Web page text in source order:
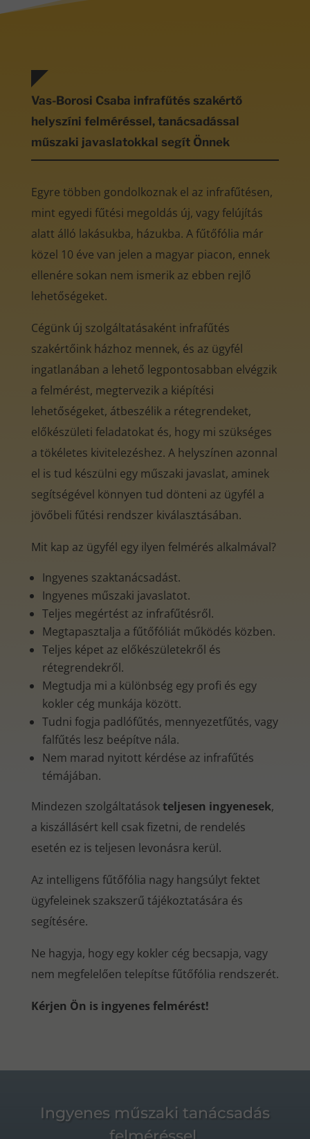
Vas-Borosi Csaba infrafűtés szakértő
helyszíni felméréssel, tanácsadással
műszaki javaslatokkal segít Önnek
Egyre többen gondolkoznak el az infrafűtésen,
mint egyedi fűtési megoldás új, vagy felújítás
alatt álló lakásukba, házukba. A fűtőfólia már
közel 10 éve van jelen a magyar piacon, ennek
ellenére sokan nem ismerik az ebben rejlő
lehetőségeket.
Cégünk új szolgáltatásaként infrafűtés
szakértőink házhoz mennek, és az ügyfél
ingatlanában a lehető legpontosabban elvégzik
a felmérést, megtervezik a kiépítési
lehetőségeket, átbeszélik a rétegrendeket,
előkészületi feladatokat és, hogy mi szükséges
a tökéletes kivitelezéshez. A helyszínen azonnal
el is tud készülni egy műszaki javaslat, aminek
segítségével könnyen tud dönteni az ügyfél a
jövőbeli fűtési rendszer kiválasztásában.
Mit kap az ügyfél egy ilyen felmérés alkalmával?
Ingyenes szaktanácsadást.
Ingyenes műszaki javaslatot.
Teljes megértést az infrafűtésről.
Megtapasztalja a fűtőfóliát működés közben.
Teljes képet az előkészületekről és
rétegrendekről.
Megtudja mi a különbség egy profi és egy
kokler cég munkája között.
Tudni fogja padlófűtés, mennyezetfűtés, vagy
falfűtés lesz beépítve nála.
Nem marad nyitott kérdése az infrafűtés
témájában.
Mindezen szolgáltatásokteljesen ingyenesek,
a kiszállásért kell csak fizetni, de rendelés
esetén ez is teljesen levonásra kerül.
Az intelligens fűtőfólia nagy hangsúlyt fektet
ügyfeleinek szakszerű tájékoztatására és
segítésére.
Ne hagyja, hogy egy kokler cég becsapja, vagy
nem megfelelően telepítse fűtőfólia rendszerét.
Kérjen Ön is ingyenes felmérést!
Ingyenes műszaki tanácsadás